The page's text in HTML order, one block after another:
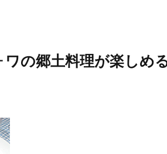
の郷土料理が楽しめる